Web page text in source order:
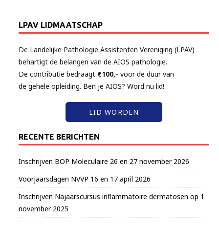
LPAV LIDMAATSCHAP
De Landelijke Pathologie Assistenten Vereniging (LPAV)
behartigt de belangen van de AIOS pathologie.
De contributie bedraagt €100,- voor de duur van
de gehele opleiding. Ben je AIOS? Word nu lid!
LID WORDEN
RECENTE BERICHTEN
Inschrijven BOP Moleculaire 26 en 27 november 2026
Voorjaarsdagen NVVP 16 en 17 april 2026
Inschrijven Najaarscursus inflammatoire dermatosen op 1
november 2025